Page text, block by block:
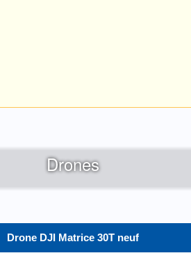
Drones
Drone DJI Matrice 30T neuf